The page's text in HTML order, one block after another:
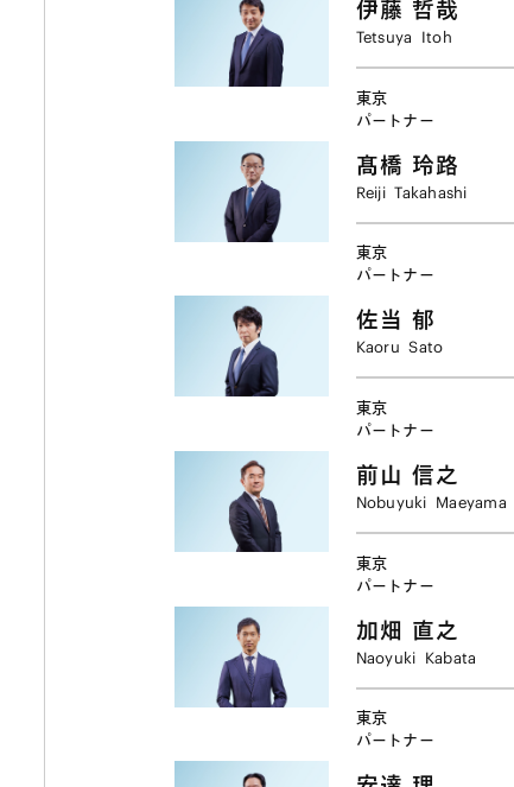
伊藤 哲哉
Tetsuya Itoh
東京
パートナー
髙橋 玲路
Reiji Takahashi
東京
パートナー
佐当 郁
Kaoru Sato
東京
パートナー
前山 信之
Nobuyuki Maeyama
東京
パートナー
加畑 直之
Naoyuki Kabata
東京
パートナー